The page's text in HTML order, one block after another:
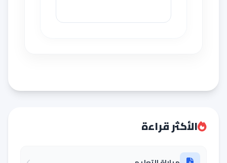
الأكثر قراءة